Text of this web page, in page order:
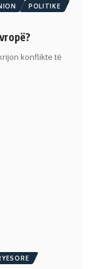
POLITIKE
konflikte të